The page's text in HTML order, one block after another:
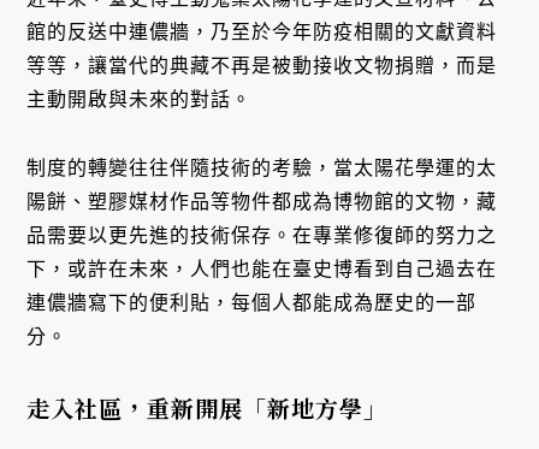
館的反送中連儂牆，乃至於今年防疫相關的文獻資料
等等，讓當代的典藏不再是被動接收文物捐贈，而是
主動開啟與未來的對話。
制度的轉變往往伴隨技術的考驗，當太陽花學運的太
陽餅、塑膠媒材作品等物件都成為博物館的文物，藏
品需要以更先進的技術保存。在專業修復師的努力之
下，或許在未來，人們也能在臺史博看到自己過去在
連儂牆寫下的便利貼，每個人都能成為歷史的一部
分。
走入社區，重新開展「新地方學」